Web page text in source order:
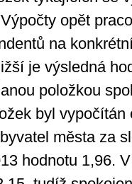
opět
na
je výsledná
položkou
byl vypočítán
města za
hodnotu 1,96.